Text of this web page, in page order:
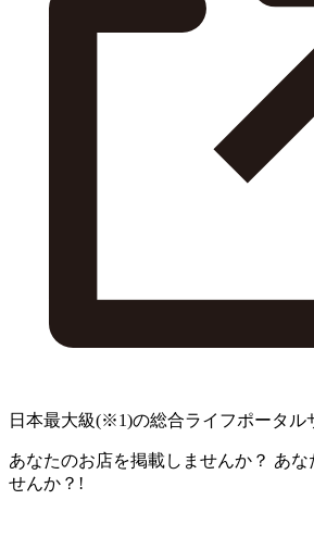
日本最大級(※1)の総合ライフポータル
あなたのお店を掲載しませんか？ あな
せんか？!